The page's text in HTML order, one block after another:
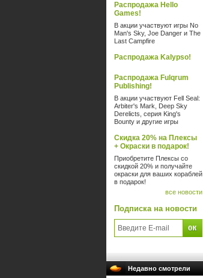
Распродажа Hello
Games!
В акции участвуют игры No
Man's Sky, Joe Danger и The
Last Campfire
Распродажа Kalypso!
Распродажа Fulqrum
Publishing!
В акции участвуют Fell Seal:
Arbiter's Mark, Deep Sky
Derelicts, серия King's
Bounty и другие игры
Скидка 20% на Плексы
+ Окраски в подарок!
Приобретите Плексы со
скидкой 20% и получайте
окраски для ваших кораблей
в подарок!
все новости
Подписка на новости
Недавно смотрели